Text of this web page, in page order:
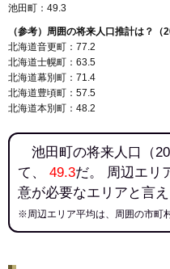
池田町：49.3
（参考）周囲の将来人口推計は？
北海道音更町：77.2
北海道士幌町：63.5
北海道幕別町：71.4
北海道豊頃町：57.5
北海道本別町：48.2
池田町の将来人口（
て、 49.3だ。 周辺エリ
意が必要なエリアと言え
※周辺エリア平均は、周囲の市町